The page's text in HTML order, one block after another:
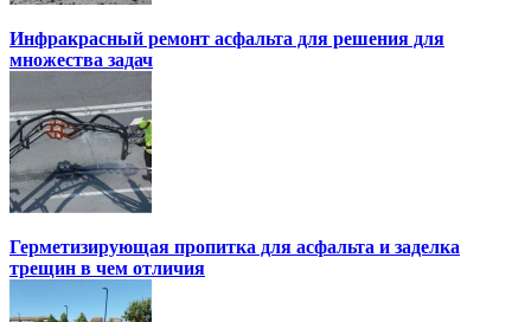
Инфракрасный ремонт асфальта для решения для
множества задач
Герметизирующая пропитка для асфальта и заделка
трещин в чем отличия